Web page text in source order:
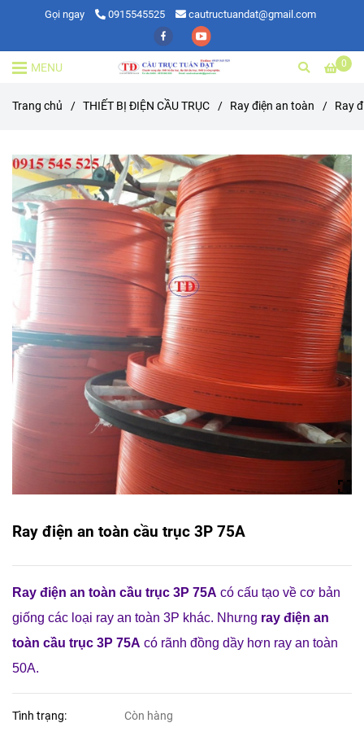
Gọi ngay 0915545525 cautructuandat@gmail.com
0
MENU
Trang chủ / THIẾT BỊ ĐIỆN CẦU TRỤC / Ray điện an toàn / Ray
Ray điện an toàn cầu trục 3P 75A
Ray điện an toàn cầu trục 3P 75A có cấu tạo về cơ bản
giống các loại ray an toàn 3P khác. Nhưng ray điện an
toàn cầu trục 3P 75A có rãnh đồng dầy hơn ray an toàn
50A.
Tình trạng: Còn hàng